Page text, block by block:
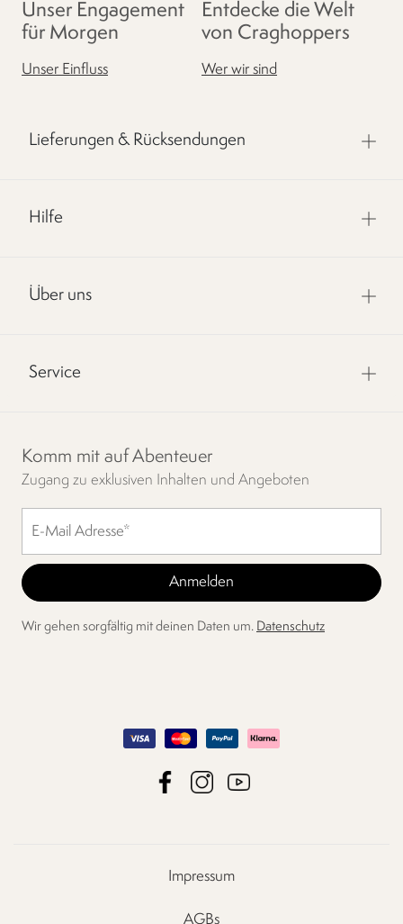
Unser Engagement
für Morgen
Unser Einfluss
Entdecke die Welt
von Craghoppers
Wer wir sind
Lieferungen & Rücksendungen
Hilfe
Über uns
Service
Komm mit auf Abenteuer
Zugang zu exklusiven Inhalten und Angeboten
Wir gehen sorgfältig mit deinen Daten um. Datenschutz
Impressum
AGBs